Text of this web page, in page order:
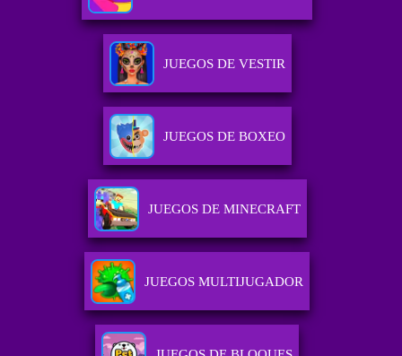
JUEGOS DE VESTIR
JUEGOS DE BOXEO
JUEGOS DE MINECRAFT
JUEGOS MULTIJUGADOR